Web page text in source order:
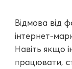
Відмова від
інтернет-
Навіть якщо
працювати,